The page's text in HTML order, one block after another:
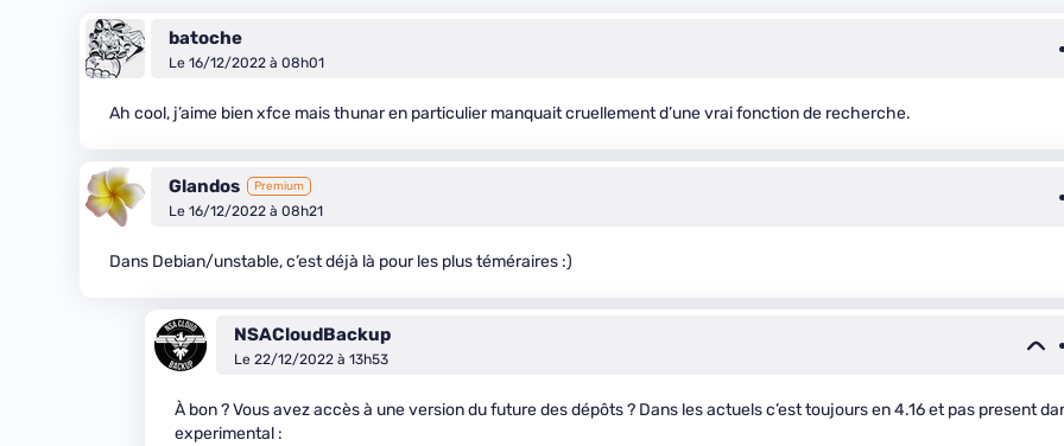
batoche
Le 16/12/2022 à 08h01
Ah cool, j’aime bien xfce mais thunar en particulier manquait cruellement d’une vrai fonction de recherche.
Glandos Premium
Le 16/12/2022 à 08h21
Dans Debian/unstable, c’est déjà là pour les plus téméraires :)
NSACloudBackup
Le 22/12/2022 à 13h53
À bon ? Vous avez accès à une version du future des dépôts ? Dans les actuels c’est toujours en 4.16 et pas present
experimental :